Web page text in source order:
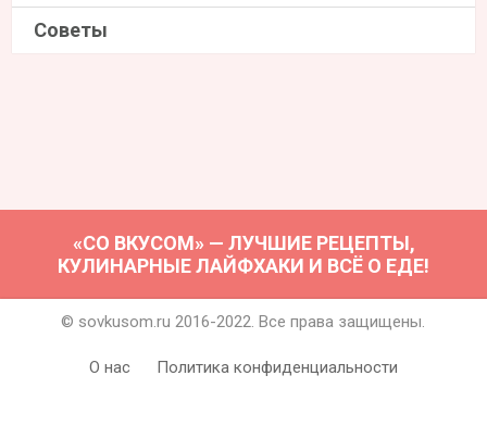
Советы
«СО ВКУСОМ» — ЛУЧШИЕ РЕЦЕПТЫ,
КУЛИНАРНЫЕ ЛАЙФХАКИ И ВСЁ О ЕДЕ!
© sovkusom.ru 2016-2022. Все права защищены.
О нас Политика конфиденциальности